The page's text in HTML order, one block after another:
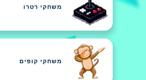
משחקי רטרו
משחקי קופים